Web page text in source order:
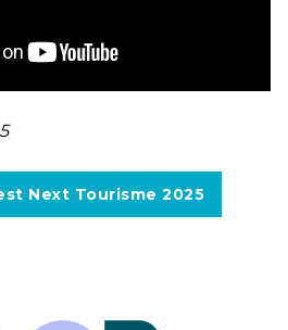
Next Tourisme 2025